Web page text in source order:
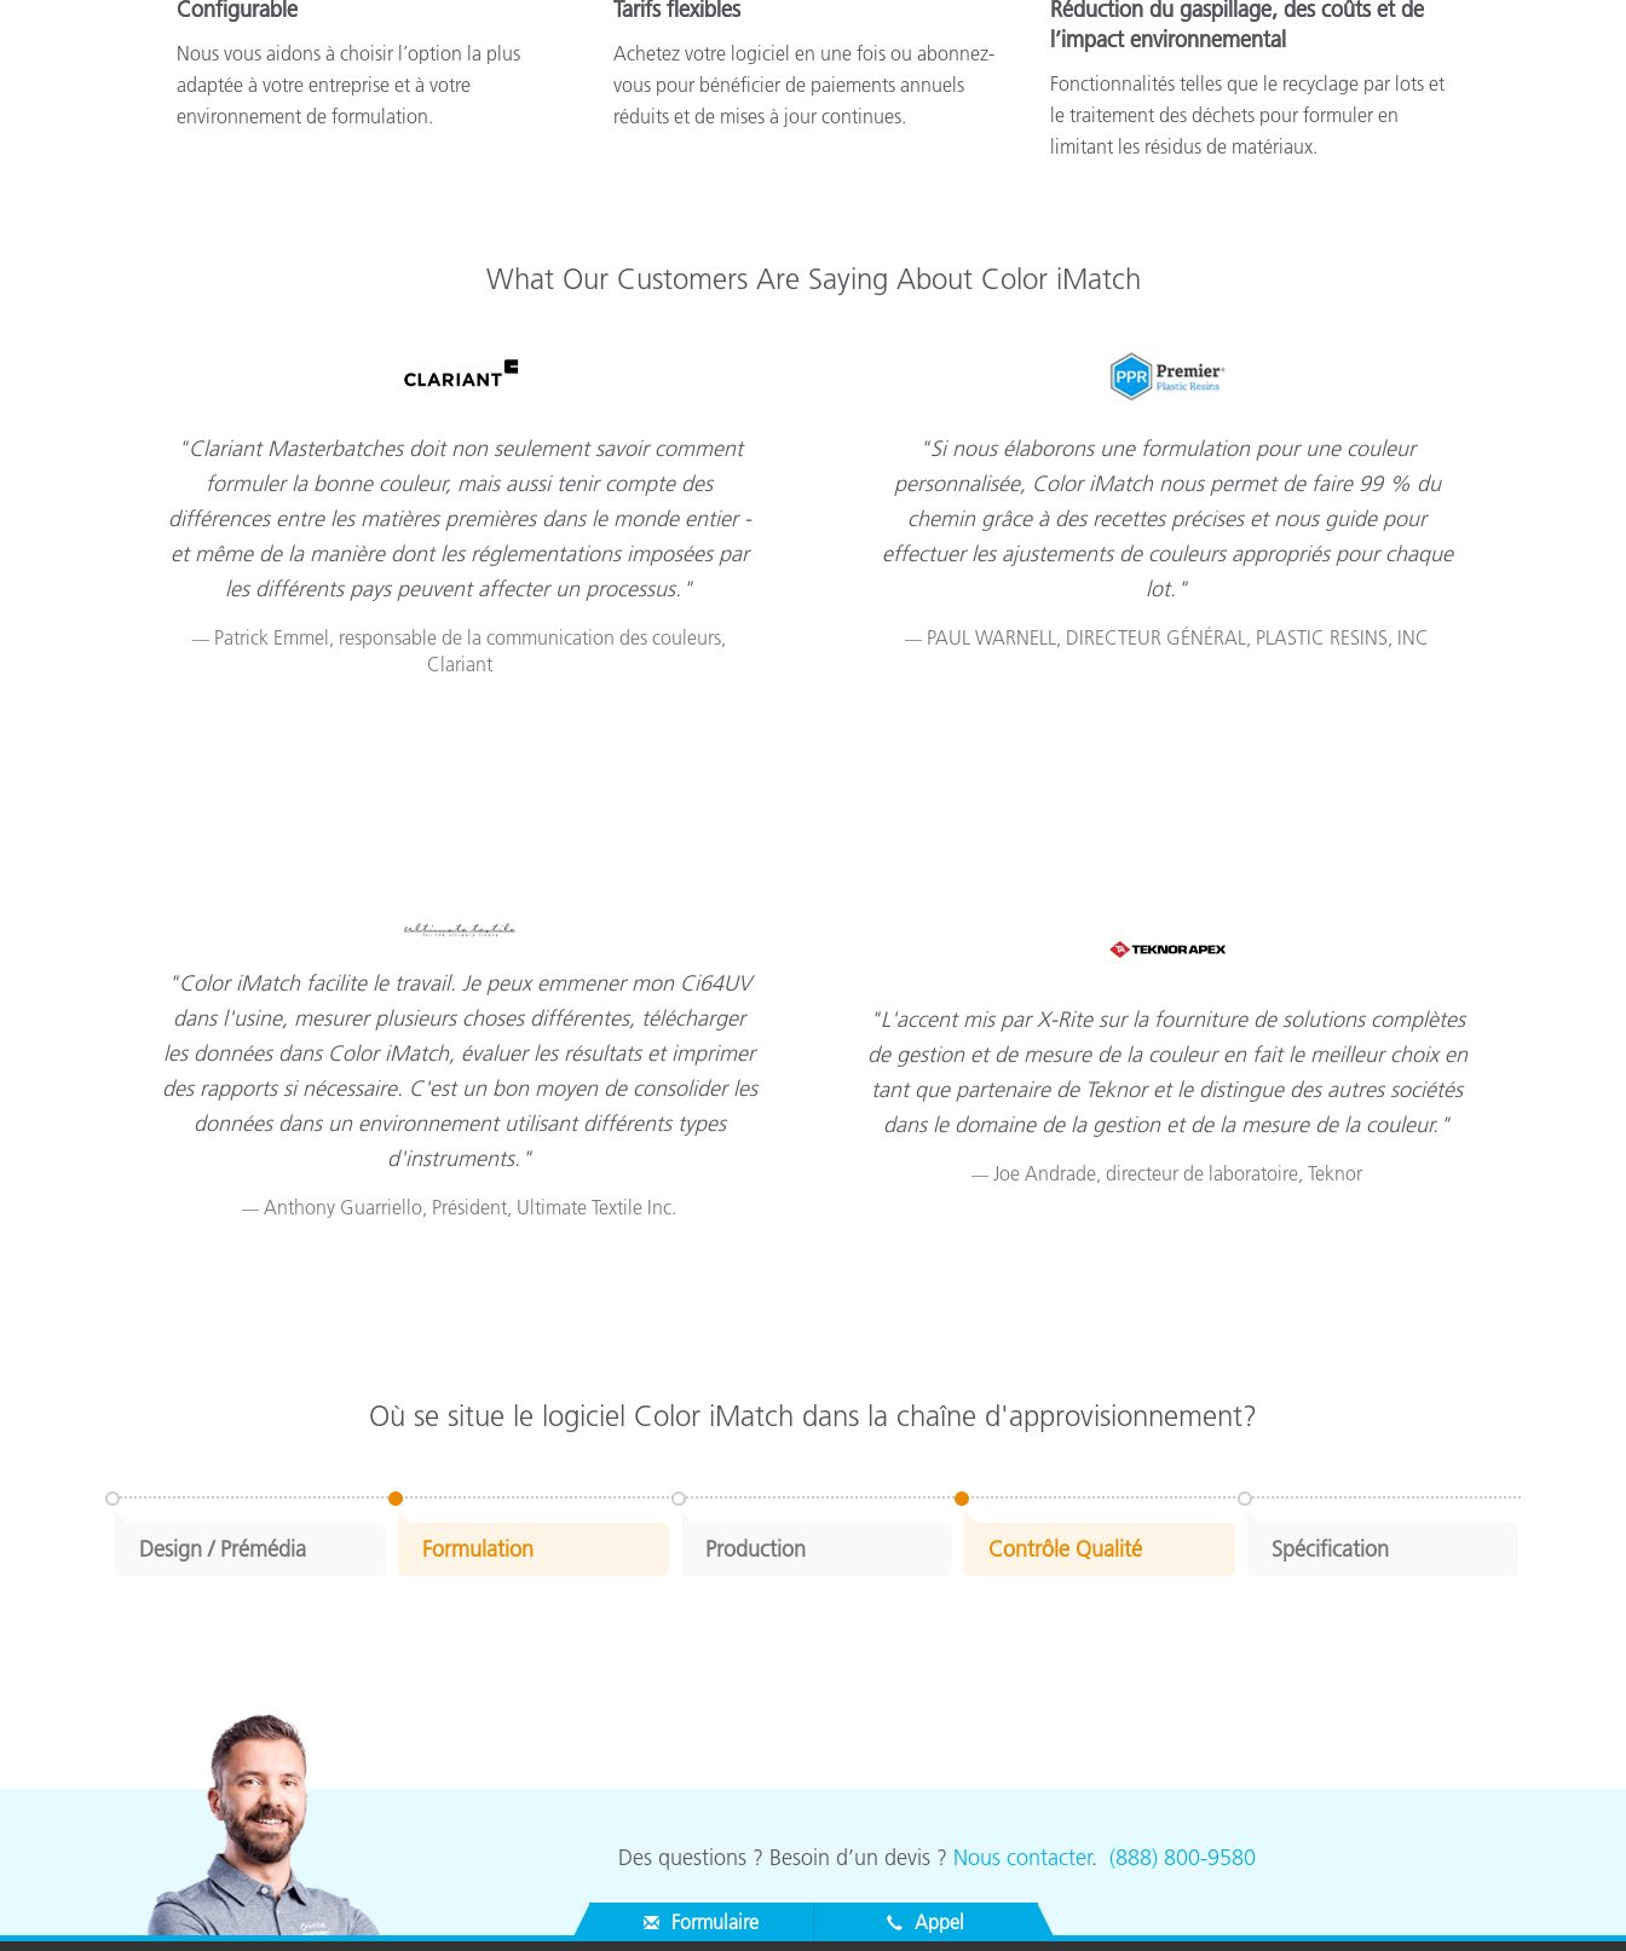
Configurable
Nous vous aidons à choisir l’option la plus
adaptée à votre entreprise et à votre
environnement de formulation.
Tarifs flexibles
Achetez votre logiciel en une fois ou abonnez-
vous pour bénéficier de paiements annuels
réduits et de mises à jour continues.
Réduction du gaspillage, des coûts et de
l’impact environnemental
Fonctionnalités telles que le recyclage par lots et
le traitement des déchets pour formuler en
limitant les résidus de matériaux.
What Our Customers Are Saying About Color iMatch
"Clariant Masterbatches doit non seulement savoir comment
formuler la bonne couleur, mais aussi tenir compte des
différences entre les matières premières dans le monde entier -
et même de la manière dont les réglementations imposées par
les différents pays peuvent affecter un processus."
Patrick Emmel, responsable de la communication des couleurs,
Clariant
"Si nous élaborons une formulation pour une couleur
personnalisée, Color iMatch nous permet de faire 99 % du
chemin grâce à des recettes précises et nous guide pour
effectuer les ajustements de couleurs appropriés pour chaque
lot."
PAUL WARNELL, DIRECTEUR GÉNÉRAL, PLASTIC RESINS, INC
"Color iMatch facilite le travail. Je peux emmener mon Ci64UV
dans l'usine, mesurer plusieurs choses différentes, télécharger
les données dans Color iMatch, évaluer les résultats et imprimer
des rapports si nécessaire. C'est un bon moyen de consolider les
données dans un environnement utilisant différents types
d'instruments."
Anthony Guarriello, Président, Ultimate Textile Inc.
"L'accent mis par X-Rite sur la fourniture de solutions complètes
de gestion et de mesure de la couleur en fait le meilleur choix en
tant que partenaire de Teknor et le distingue des autres sociétés
dans le domaine de la gestion et de la mesure de la couleur."
Joe Andrade, directeur de laboratoire, Teknor
Où se situe le logiciel Color iMatch dans la chaîne d'approvisionnement?
Design / Prémédia Formulation Production Contrôle Qualité Spécification
Des questions ? Besoin d’un devis ? Nous contacter. (888) 800-9580
Formulaire Appel